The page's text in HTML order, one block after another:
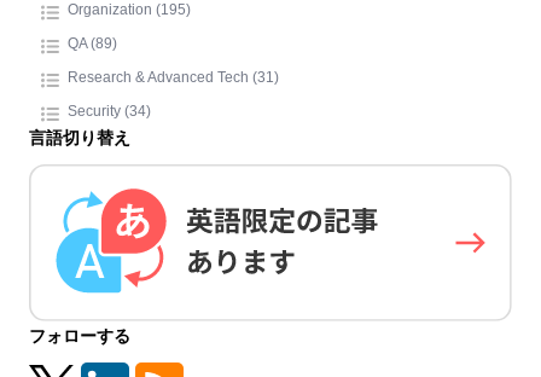
Organization (195)
QA (89)
Research & Advanced Tech (31)
Security (34)
言語切り替え
フォローする